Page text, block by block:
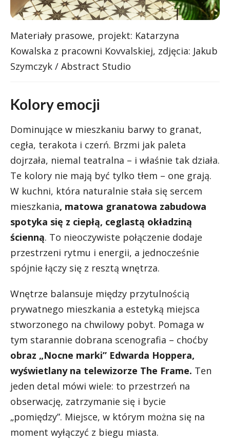
Materiały prasowe, projekt: Katarzyna
Kowalska z pracowni Kovvalskiej, zdjęcia: Jakub
Szymczyk / Abstract Studio
Kolory emocji
Dominujące w mieszkaniu barwy to granat,
cegła, terakota i czerń. Brzmi jak paleta
dojrzała, niemal teatralna – i właśnie tak działa.
Te kolory nie mają być tylko tłem – one grają.
W kuchni, która naturalnie stała się sercem
mieszkania, matowa granatowa zabudowa
spotyka się z ciepłą, ceglastą okładziną
ścienną. To nieoczywiste połączenie dodaje
przestrzeni rytmu i energii, a jednocześnie
spójnie łączy się z resztą wnętrza.
Wnętrze balansuje między przytulnością
prywatnego mieszkania a estetyką miejsca
stworzonego na chwilowy pobyt. Pomaga w
tym starannie dobrana scenografia – choćby
obraz „Nocne marki” Edwarda Hoppera,
wyświetlany na telewizorze The Frame. Ten
jeden detal mówi wiele: to przestrzeń na
obserwację, zatrzymanie się i bycie
„pomiędzy”. Miejsce, w którym można się na
moment wyłączyć z biegu miasta.